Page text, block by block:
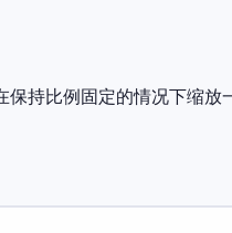
保持比例固定的情况下缩放